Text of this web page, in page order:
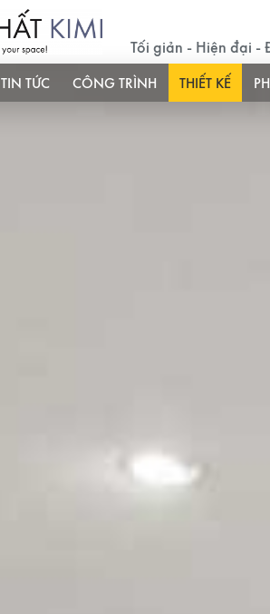
Tối giản - Hiện đại -
TIN TỨC CÔNG TRÌNH THIẾT KẾ